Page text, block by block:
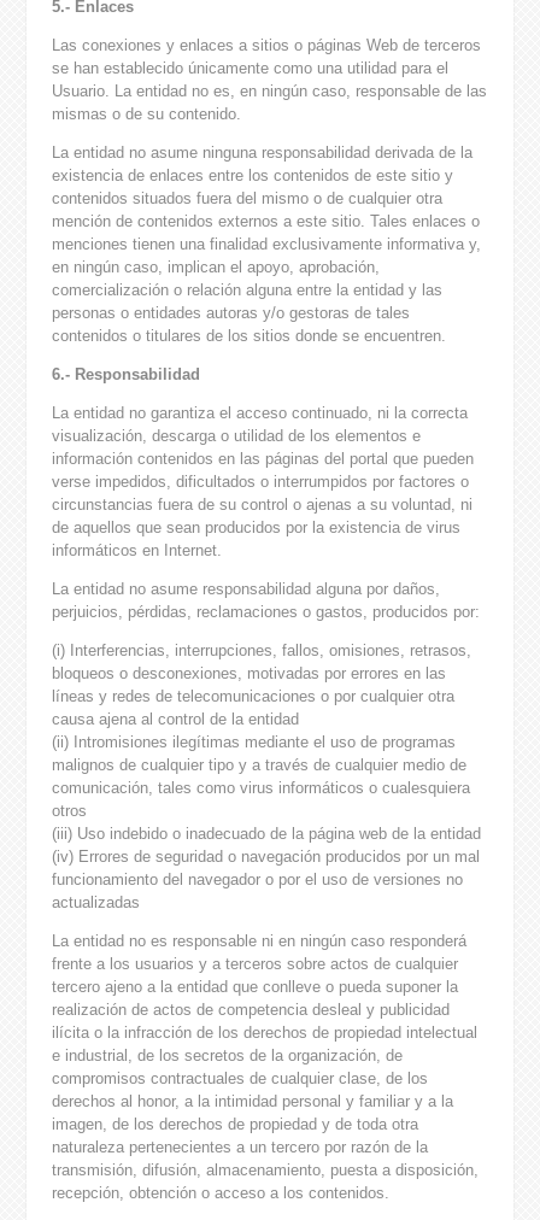
5.- Enlaces
Las conexiones y enlaces a sitios o páginas Web de terceros
se han establecido únicamente como una utilidad para el
Usuario. La entidad no es, en ningún caso, responsable de las
mismas o de su contenido.
La entidad no asume ninguna responsabilidad derivada de la
existencia de enlaces entre los contenidos de este sitio y
contenidos situados fuera del mismo o de cualquier otra
mención de contenidos externos a este sitio. Tales enlaces o
menciones tienen una finalidad exclusivamente informativa y,
en ningún caso, implican el apoyo, aprobación,
comercialización o relación alguna entre la entidad y las
personas o entidades autoras y/o gestoras de tales
contenidos o titulares de los sitios donde se encuentren.
6.- Responsabilidad
La entidad no garantiza el acceso continuado, ni la correcta
visualización, descarga o utilidad de los elementos e
información contenidos en las páginas del portal que pueden
verse impedidos, dificultados o interrumpidos por factores o
circunstancias fuera de su control o ajenas a su voluntad, ni
de aquellos que sean producidos por la existencia de virus
informáticos en Internet.
La entidad no asume responsabilidad alguna por daños,
perjuicios, pérdidas, reclamaciones o gastos, producidos por:
(i) Interferencias, interrupciones, fallos, omisiones, retrasos,
bloqueos o desconexiones, motivadas por errores en las
líneas y redes de telecomunicaciones o por cualquier otra
causa ajena al control de la entidad
(ii) Intromisiones ilegítimas mediante el uso de programas
malignos de cualquier tipo y a través de cualquier medio de
comunicación, tales como virus informáticos o cualesquiera
otros
(iii) Uso indebido o inadecuado de la página web de la entidad
(iv) Errores de seguridad o navegación producidos por un mal
funcionamiento del navegador o por el uso de versiones no
actualizadas
La entidad no es responsable ni en ningún caso responderá
frente a los usuarios y a terceros sobre actos de cualquier
tercero ajeno a la entidad que conlleve o pueda suponer la
realización de actos de competencia desleal y publicidad
ilícita o la infracción de los derechos de propiedad intelectual
e industrial, de los secretos de la organización, de
compromisos contractuales de cualquier clase, de los
derechos al honor, a la intimidad personal y familiar y a la
imagen, de los derechos de propiedad y de toda otra
naturaleza pertenecientes a un tercero por razón de la
transmisión, difusión, almacenamiento, puesta a disposición,
recepción, obtención o acceso a los contenidos.